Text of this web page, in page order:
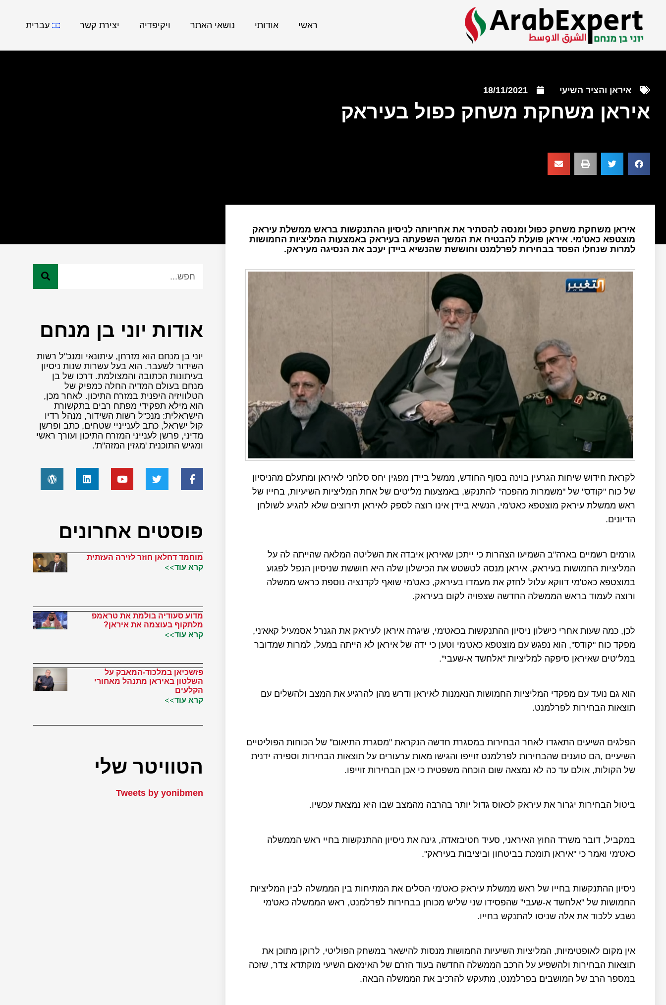
ראשי אודותי נושאי האתר ויקיפדיה יצירת קשר עברית
איראן והציר השיעי 18/11/2021
איראן משחקת משחק כפול בעיראק
איראן משחקת משחק כפול ומנסה להסתיר את אחריותה לניסיון ההתנקשות בראש ממשלת עיראק
מוצטפא כאט'מי. איראן פועלת להבטיח את המשך השפעתה בעיראק באמצעות המליציות החמושות
למרות שנחלו הפסד בבחירות לפרלמנט וחוששת שהנשיא ביידן יעכב את הנסיגה מעיראק.
לקראת חידוש שיחות הגרעין בוינה בסוף החודש, ממשל ביידן מפגין יחס סלחני לאיראן ומתעלם מהניסיון
של כוח "קודס" של "משמרות מהפכה" להתנקש, באמצעות מל"טים של אחת המליציות השיעיות, בחייו של
ראש ממשלת עיראק מוצטפא כאט'מי, הנשיא ביידן אינו רוצה לספק לאיראן תירוצים שלא להגיע לשולחן
הדיונים.
גורמים רשמיים בארה"ב השמיעו הצהרות כי ייתכן שאיראן איבדה את השליטה המלאה שהייתה לה על
המליציות החמושות בעיראק, איראן מנסה לטשטש את הכישלון שלה היא חוששת שניסיון הנפל לפגוע
במוצטפא כאט'מי דווקא עלול לחזק את מעמדו בעיראק, כאט'מי שואף לקדנציה נוספת כראש ממשלה
ורוצה לעמוד בראש הממשלה החדשה שצפויה לקום בעיראק.
לכן, כמה שעות אחרי כישלון ניסיון ההתנקשות בכאט'מי, שיגרה איראן לעיראק את הגנרל אסמעיל קאא'ני,
מפקד כוח "קודס", הוא נפגש עם מוצטפא כאט'מי וטען כי ידה של איראן לא הייתה במעל, למרות שמדובר
במל"טים שאיראן סיפקה למליציות "אלחשד א-שעבי".
הוא גם נועד עם מפקדי המליציות החמושות הנאמנות לאיראן ודרש מהן להרגיע את המצב ולהשלים עם
תוצאות הבחירות לפרלמנט.
הפלגים השיעים התאגדו לאחר הבחירות במסגרת חדשה הנקראת "מסגרת התיאום" של הכוחות הפוליטיים
השיעיים ,הם טוענים שהבחירות לפרלמנט זוייפו והגישו מאות ערעורים על תוצאות הבחירות וספירה ידנית
של הקולות, אולם עד כה לא נמצאה שום הוכחה משפטית כי אכן הבחירות זוייפו.
ביטול הבחירות יגרור את עיראק לכאוס גדול יותר בהרבה מהמצב שבו היא נמצאת עכשיו.
במקביל, דובר משרד החוץ האיראני, סעיד חטיבזאדה, גינה את ניסיון ההתנקשות בחיי ראש הממשלה
כאט'מי ואמר כי "איראן תומכת בביטחון וביציבות בעיראק".
ניסיון ההתנקשות בחייו של ראש ממשלת עיראק כאט'מי הסלים את המתיחות בין הממשלה לבין המליציות
החמושות של "אלחשד א-שעבי" שהפסידו שני שליש מכוחן בבחירות לפרלמנט, ראש הממשלה כאט'מי
נשבע ללכוד את אלה שניסו להתנקש בחייו.
אין מקום לאופטימיות, המליציות השיעיות החמושות מנסות להישאר במשחק הפוליטי, לרוקן מתוכן את
תוצאות הבחירות ולהשפיע על הרכב הממשלה החדשה בעוד הזרם של האימאם השיעי מוקתדא צדר, שזכה
במספר הרב של המושבים בפרלמנט, מתעקש להרכיב את הממשלה הבאה.
אודות יוני בן מנחם
יוני בן מנחם הוא מזרחן, עיתונאי ומנכ"ל רשות
השידור לשעבר. הוא בעל עשרות שנות ניסיון
בעיתונות הכתובה והמצולמת. דרכו של בן
מנחם בעולם המדיה החלה כמפיק של
הטלוויזיה היפנית במזרח התיכון. לאחר מכן,
הוא מילא תפקידי מפתח רבים בתקשורת
הישראלית: מנכ"ל רשות השידור, מנהל רדיו
קול ישראל, כתב לענייניי שטחים, כתב ופרשן
מדיני, פרשן לענייני המזרח התיכון ועורך ראשי
ומגיש התוכנית 'מגזין המזה"ת'.
פוסטים אחרונים
מוחמד דחלאן חוזר לזירה העזתית
קרא עוד>>
מדוע סעודיה בולמת את טראמפ
מלתקוף בעוצמה את איראן?
קרא עוד>>
פזשכיאן במלכוד-המאבק על
השלטון באיראן מתנהל מאחורי
הקלעים
קרא עוד>>
הטוויטר שלי
Tweets by yonibmen